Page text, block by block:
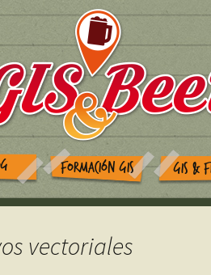
FORMACIÓN GIS GIS &
vectoriales